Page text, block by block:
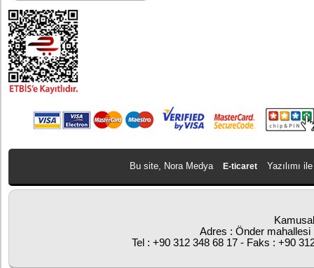
Bu site, Nora Medya E-ticaret Yazılımı
Adres : Önder mahallesi
Tel : +90 312 348 68 17 - Faks : +90